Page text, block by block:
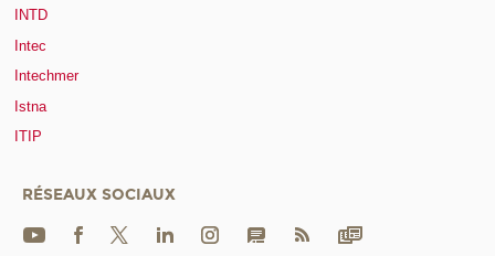
INTD
Intec
Intechmer
Istna
ITIP
RÉSEAUX SOCIAUX